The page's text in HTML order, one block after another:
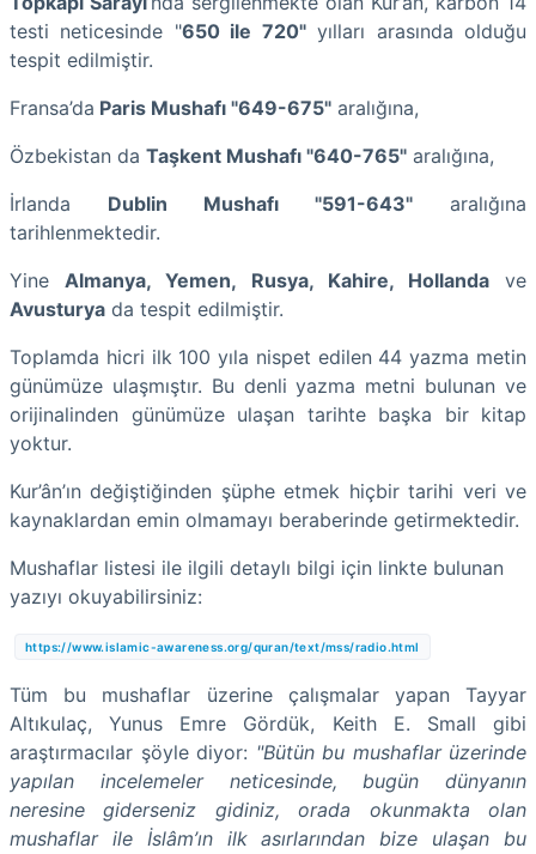
testi neticesinde "650 ile 720"yılları arasında olduğu
tespit edilmiştir.
Fransa’da Paris Mushafı "649-675" aralığına,
Özbekistan da Taşkent Mushafı "640-765" aralığına,
İrlanda Dublin Mushafı "591-643" aralığına
tarihlenmektedir.
YineAlmanya, Yemen, Rusya, Kahire, Hollandave
Avusturya da tespit edilmiştir.
Toplamda hicri ilk 100 yıla nispet edilen 44 yazma metin
günümüze ulaşmıştır. Bu denli yazma metni bulunan ve
orijinalinden günümüze ulaşan tarihte başka bir kitap
yoktur.
Kur’ân’ın değiştiğinden şüphe etmek hiçbir tarihi veri ve
kaynaklardan emin olmamayı beraberinde getirmektedir.
Mushaflar listesi ile ilgili detaylı bilgi için linkte bulunan
yazıyı okuyabilirsiniz:
https://www.islamic-awareness.org/quran/text/mss/radio.html
Tüm bu mushaflar üzerine çalışmalar yapan Tayyar
Altıkulaç, Yunus Emre Gördük, Keith E. Small gibi
araştırmacılar şöyle diyor: "Bütün bu mushaflar üzerinde
yapılan incelemeler neticesinde, bugün dünyanın
neresine giderseniz gidiniz, orada okunmakta olan
mushaflar ile İslâm’ın ilk asırlarından bize ulaşan bu